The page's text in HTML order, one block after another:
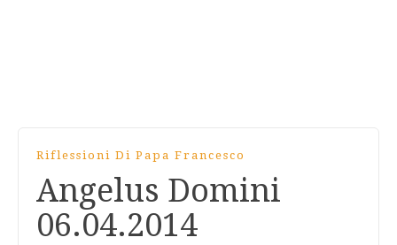
Riflessioni Di Papa Francesco
Angelus Domini
06.04.2014